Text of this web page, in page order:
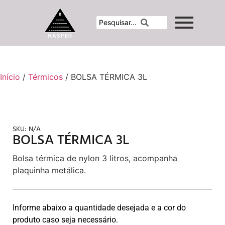
Início / Térmicos / BOLSA TÉRMICA 3L
SKU: N/A
BOLSA TÉRMICA 3L
Bolsa térmica de nylon 3 litros, acompanha
plaquinha metálica.
Informe abaixo a quantidade desejada e a cor do
produto caso seja necessário.